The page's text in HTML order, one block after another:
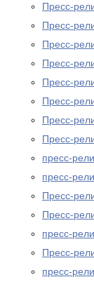
Пресс-
Пресс-
Пресс-
Пресс-
Пресс-
Пресс-
Пресс-
Пресс-
пресс-
пресс-
Пресс-
Пресс-
пресс-
Пресс-
пресс-